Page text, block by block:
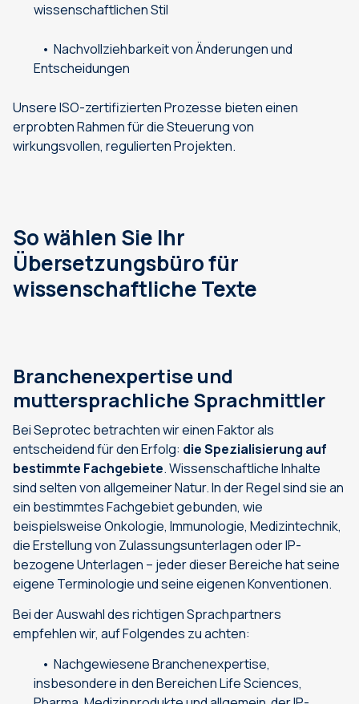
wissenschaftlichen Stil
Nachvollziehbarkeit von Änderungen und
Entscheidungen
Unsere ISO-zertifizierten Prozesse bieten einen
erprobten Rahmen für die Steuerung von
wirkungsvollen, regulierten Projekten.
So wählen Sie Ihr
Übersetzungsbüro für
wissenschaftliche Texte
Branchenexpertise und
muttersprachliche Sprachmittler
Bei Seprotec betrachten wir einen Faktor als
entscheidend für den Erfolg: die Spezialisierung auf
bestimmte Fachgebiete. Wissenschaftliche Inhalte
sind selten von allgemeiner Natur. In der Regel sind sie an
ein bestimmtes Fachgebiet gebunden, wie
beispielsweise Onkologie, Immunologie, Medizintechnik,
die Erstellung von Zulassungsunterlagen oder IP-
bezogene Unterlagen – jeder dieser Bereiche hat seine
eigene Terminologie und seine eigenen Konventionen.
Bei der Auswahl des richtigen Sprachpartners
empfehlen wir, auf Folgendes zu achten:
Nachgewiesene Branchenexpertise,
insbesondere in den Bereichen Life Sciences,